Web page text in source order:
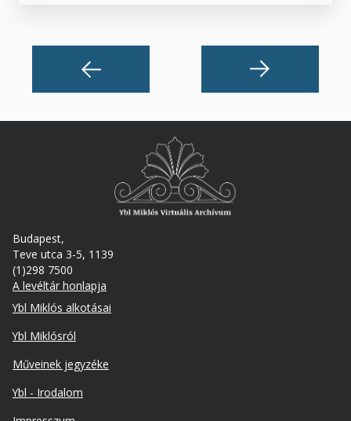
Budapest,
Teve utca 3-5, 1139
(1)298 7500
A levéltár honlapja
Footer
Ybl Miklós alkotásai
Ybl Miklósról
Műveinek jegyzéke
Ybl - Irodalom
Lábléc